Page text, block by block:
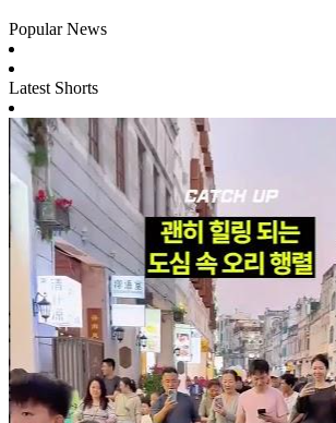
Popular News
Latest Shorts